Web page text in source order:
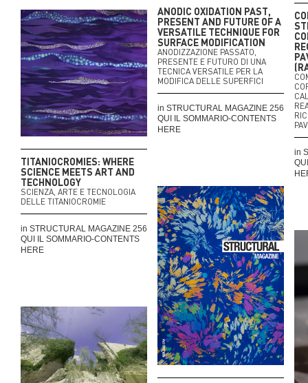
in
ANODIC OXIDATION PAST,
PRESENT AND FUTURE OF A
VERSATILE TECHNIQUE FOR
SURFACE MODIFICATION
ANODIZZAZIONE PASSATO,
PRESENTE E FUTURO DI UNA
TECNICA VERSATILE PER LA
MODIFICA DELLE SUPERFICI
in STRUCTURAL MAGAZINE 256
QUI IL SOMMARIO-CONTENTS
HERE
TITANIOCROMIES: WHERE
SCIENCE MEETS ART AND
TECHNOLOGY
SCIENZA, ARTE E TECNOLOGIA
DELLE TITANIOCROMIE
in STRUCTURAL MAGAZINE 256
QUI IL SOMMARIO-CONTENTS
HERE